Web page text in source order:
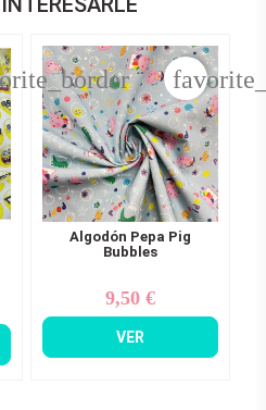
Algodón Pepa Pig
Bubbles
Precio
9,50 €
VER